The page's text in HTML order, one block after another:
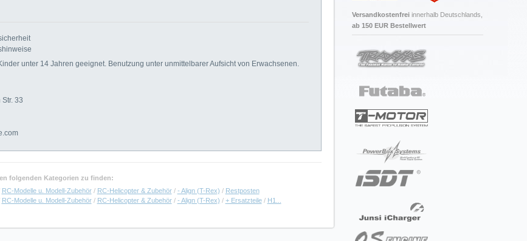
unter 14 Jahren geeignet. Benutzung unter unmittelbarer Aufsicht von Erwachsenen.
33
folgenden Kategorien zu finden:
RC-Modelle u. Modell-Zubehör/ RC-Helicopter & Zubehör/ - Align (T-Rex) / Restposten
RC-Modelle u. Modell-Zubehör/ RC-Helicopter & Zubehör/ - Align (T-Rex) / + Ersatzteile/ H1...
Versandkostenfrei innerhalb Deutschlands,
ab 150 EUR Bestellwert